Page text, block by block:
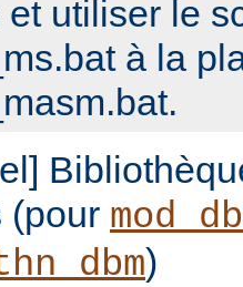
et utiliser le
à la
(pour
)